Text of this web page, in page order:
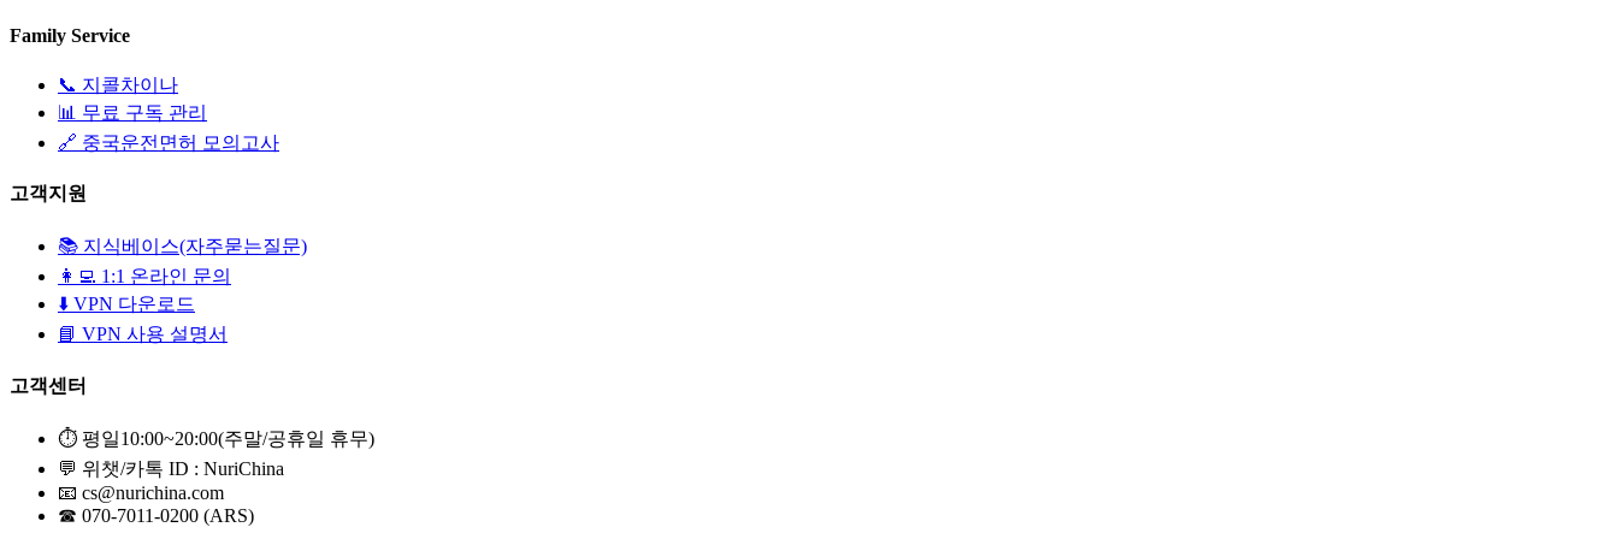
Family Service
📞 지콜차이나
📊 무료 구독 관리
🔗 중국운전면허 모의고사
고객지원
📚 지식베이스(자주묻는질문)
👩‍💻 1:1 온라인 문의
⬇️ VPN 다운로드
📘 VPN 사용 설명서
고객센터
⏱️ 평일10:00~20:00(주말/공휴일 휴무)
💬 위챗/카톡 ID : NuriChina
📧 cs@nurichina.com
☎ 070-7011-0200 (ARS)